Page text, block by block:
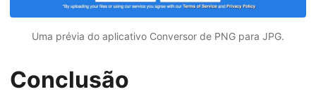
Uma prévia do aplicativo Conversor de PNG para JPG.
Conclusão